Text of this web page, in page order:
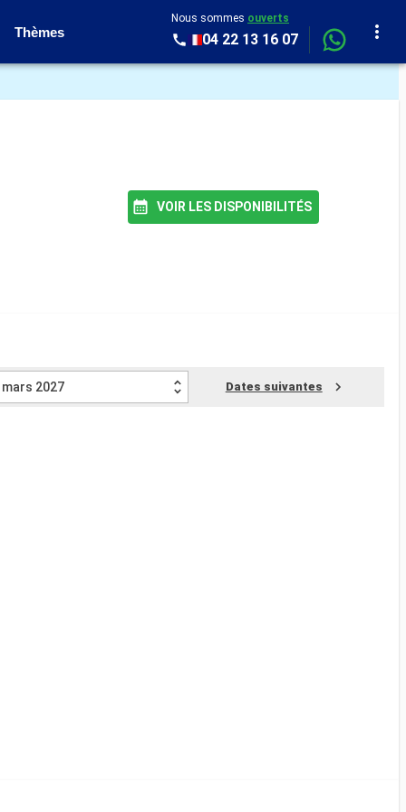
Thèmes
Nous sommes ouverts
04 22 13 16 07
VOIR LES DISPONIBILITÉS
mars 2027 Dates suivantes